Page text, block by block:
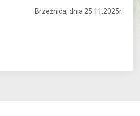
Brzeźnica, dnia 25.11.2025r.